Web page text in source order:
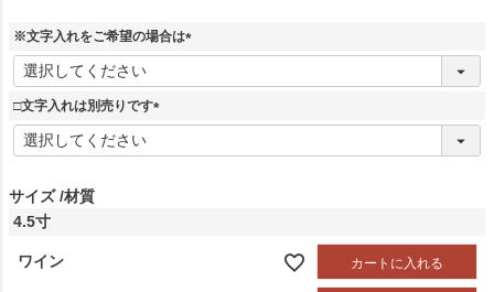
※文字入れをご希望の場合は
(
□文字入れは別売りです
(
サイズ 材質
4.5寸
ワイン カートに入れる